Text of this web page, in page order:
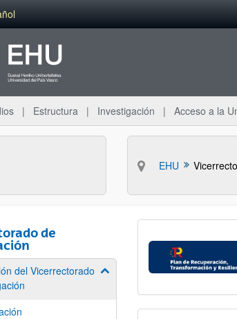
Estructura Investigación Acceso a la
EHU
de
del Vicerrectorado
Mostrar/ocultar subpáginas